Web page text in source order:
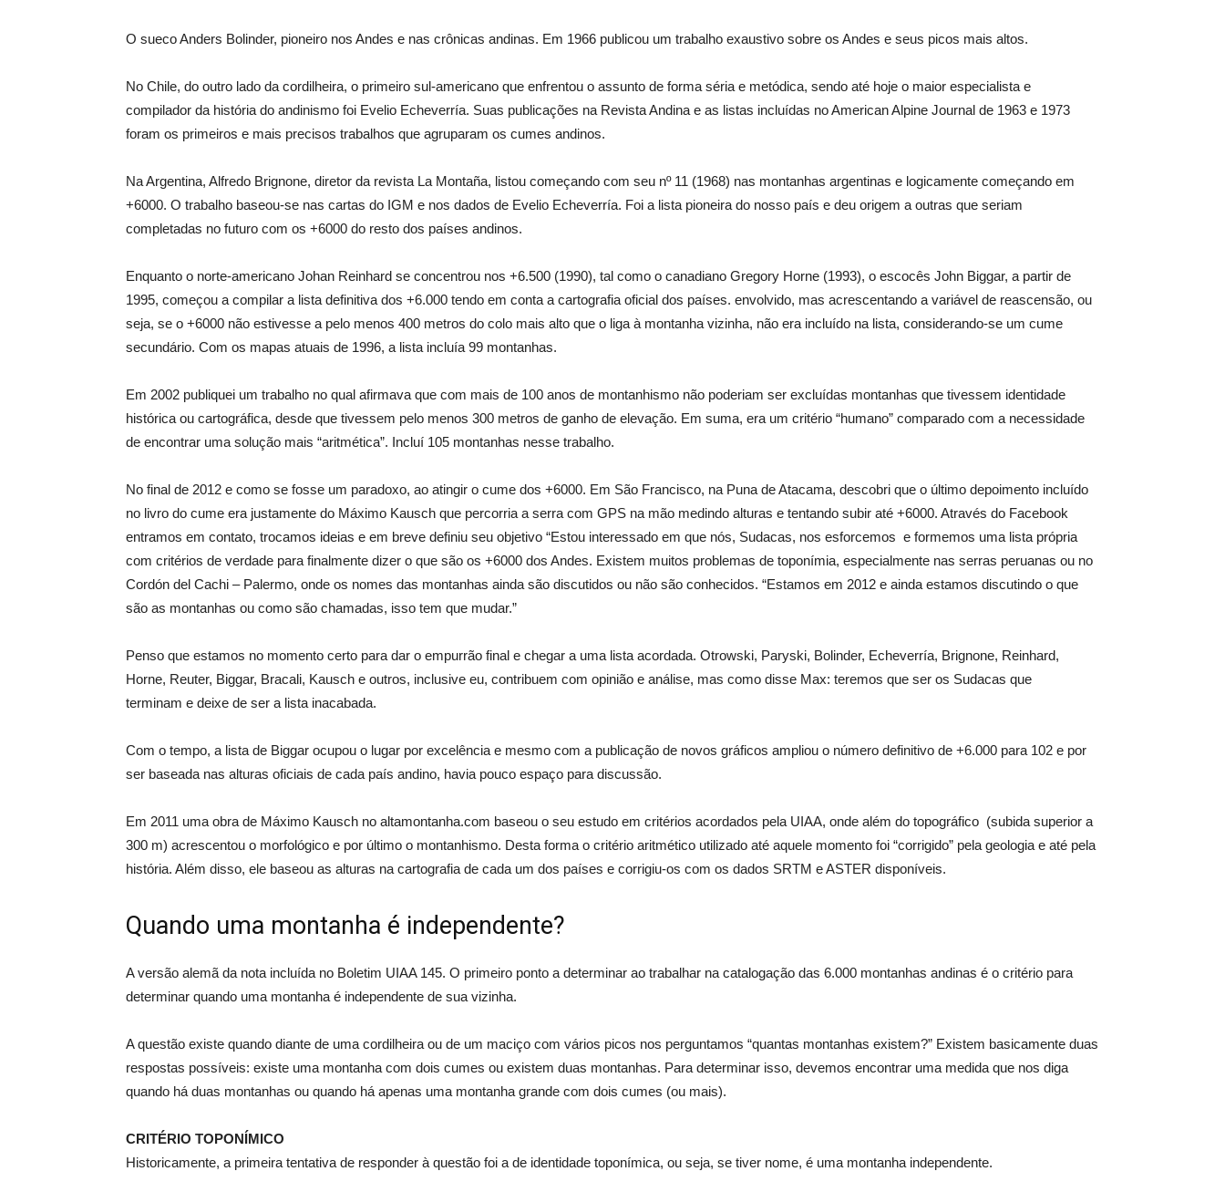
O sueco Anders Bolinder, pioneiro nos Andes e nas crônicas andinas. Em 1966 publicou um trabalho exaustivo sobre os Andes e seus picos mais altos.
No Chile, do outro lado da cordilheira, o primeiro sul-americano que enfrentou o assunto de forma séria e metódica, sendo até hoje o maior especialista e
compilador da história do andinismo foi Evelio Echeverría. Suas publicações na Revista Andina e as listas incluídas no American Alpine Journal de 1963 e 1973
foram os primeiros e mais precisos trabalhos que agruparam os cumes andinos.
Na Argentina, Alfredo Brignone, diretor da revista La Montaña, listou começando com seu nº 11 (1968) nas montanhas argentinas e logicamente começando em
+6000. O trabalho baseou-se nas cartas do IGM e nos dados de Evelio Echeverría. Foi a lista pioneira do nosso país e deu origem a outras que seriam
completadas no futuro com os +6000 do resto dos países andinos.
Enquanto o norte-americano Johan Reinhard se concentrou nos +6.500 (1990), tal como o canadiano Gregory Horne (1993), o escocês John Biggar, a partir de
1995, começou a compilar a lista definitiva dos +6.000 tendo em conta a cartografia oficial dos países. envolvido, mas acrescentando a variável de reascensão, ou
seja, se o +6000 não estivesse a pelo menos 400 metros do colo mais alto que o liga à montanha vizinha, não era incluído na lista, considerando-se um cume
secundário. Com os mapas atuais de 1996, a lista incluía 99 montanhas.
Em 2002 publiquei um trabalho no qual afirmava que com mais de 100 anos de montanhismo não poderiam ser excluídas montanhas que tivessem identidade
histórica ou cartográfica, desde que tivessem pelo menos 300 metros de ganho de elevação. Em suma, era um critério “humano” comparado com a necessidade
de encontrar uma solução mais “aritmética”. Incluí 105 montanhas nesse trabalho.
No final de 2012 e como se fosse um paradoxo, ao atingir o cume dos +6000. Em São Francisco, na Puna de Atacama, descobri que o último depoimento incluído
no livro do cume era justamente do Máximo Kausch que percorria a serra com GPS na mão medindo alturas e tentando subir até +6000. Através do Facebook
entramos em contato, trocamos ideias e em breve definiu seu objetivo “Estou interessado em que nós, Sudacas, nos esforcemos e formemos uma lista própria
com critérios de verdade para finalmente dizer o que são os +6000 dos Andes. Existem muitos problemas de toponímia, especialmente nas serras peruanas ou no
Cordón del Cachi – Palermo, onde os nomes das montanhas ainda são discutidos ou não são conhecidos. “Estamos em 2012 e ainda estamos discutindo o que
são as montanhas ou como são chamadas, isso tem que mudar.”
Penso que estamos no momento certo para dar o empurrão final e chegar a uma lista acordada. Otrowski, Paryski, Bolinder, Echeverría, Brignone, Reinhard,
Horne, Reuter, Biggar, Bracali, Kausch e outros, inclusive eu, contribuem com opinião e análise, mas como disse Max: teremos que ser os Sudacas que
terminam e deixe de ser a lista inacabada.
Com o tempo, a lista de Biggar ocupou o lugar por excelência e mesmo com a publicação de novos gráficos ampliou o número definitivo de +6.000 para 102 e por
ser baseada nas alturas oficiais de cada país andino, havia pouco espaço para discussão.
Em 2011 uma obra de Máximo Kausch no altamontanha.com baseou o seu estudo em critérios acordados pela UIAA, onde além do topográfico (subida superior a
300 m) acrescentou o morfológico e por último o montanhismo. Desta forma o critério aritmético utilizado até aquele momento foi “corrigido” pela geologia e até pela
história. Além disso, ele baseou as alturas na cartografia de cada um dos países e corrigiu-os com os dados SRTM e ASTER disponíveis.
Quando uma montanha é independente?
A versão alemã da nota incluída no Boletim UIAA 145. O primeiro ponto a determinar ao trabalhar na catalogação das 6.000 montanhas andinas é o critério para
determinar quando uma montanha é independente de sua vizinha.
A questão existe quando diante de uma cordilheira ou de um maciço com vários picos nos perguntamos “quantas montanhas existem?” Existem basicamente duas
respostas possíveis: existe uma montanha com dois cumes ou existem duas montanhas. Para determinar isso, devemos encontrar uma medida que nos diga
quando há duas montanhas ou quando há apenas uma montanha grande com dois cumes (ou mais).
CRITÉRIO TOPONÍMICO
Historicamente, a primeira tentativa de responder à questão foi a de identidade toponímica, ou seja, se tiver nome, é uma montanha independente.